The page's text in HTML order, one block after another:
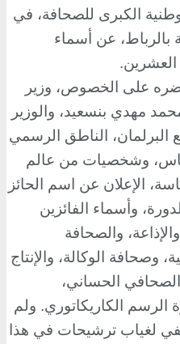
الكبرى للصحافة، في
عن أسماء
العشرين.
على الخصوص، وزير
مهدي بنسعيد، والوزير
البرلمان، الناطق الرسمي
وشخصيات من عالم
الإعلان عن اسم الحائز
وأسماء الفائزين
والصحافة
وصحافة الوكالة، والإنتاج
الصحافي الحساني،
الكاريكاتوري. ولم
لغياب ترشيحات في هذا